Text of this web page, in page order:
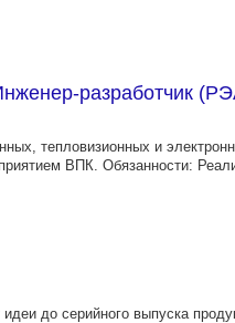
разработчик
тепловизионных и
ВПК. Обязанности:
до серийного выпуска